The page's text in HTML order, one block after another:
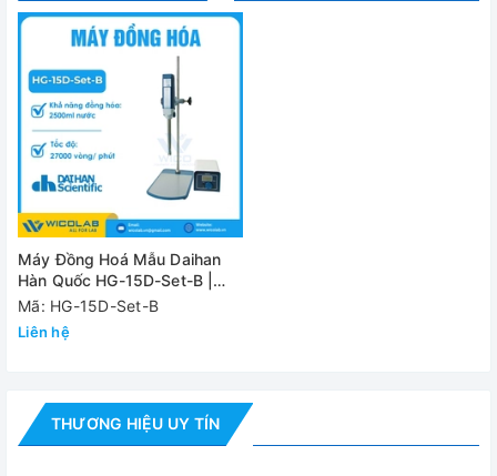
(NW/GW)
2.5/6kg
Công suất
Nguồn điện
Video - Hình ảnh
Máy Đồng Hoá Mẫu Daihan
Hàn Quốc HG-15D-Set-B |
Màn Hình LCD
Mã: HG-15D-Set-B
Liên hệ
THƯƠNG HIỆU UY TÍN